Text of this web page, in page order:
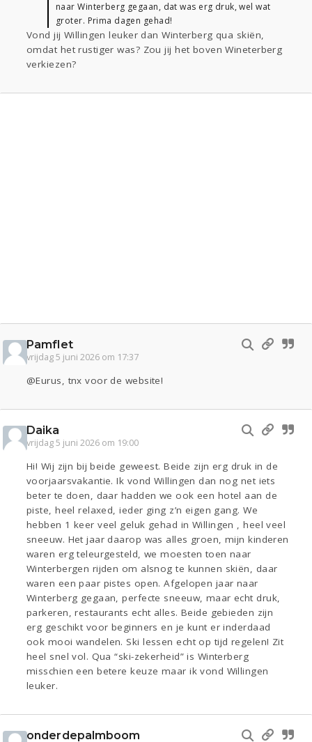
naar Winterberg gegaan, dat was erg druk, wel wat
groter. Prima dagen gehad!
Vond jij Willingen leuker dan Winterberg qua skiën,
omdat het rustiger was? Zou jij het boven Wineterberg
verkiezen?
Pamflet
vrijdag 5 juni 2026 om 17:37
@Eurus, tnx voor de website!
Daika
vrijdag 5 juni 2026 om 19:00
Hi! Wij zijn bij beide geweest. Beide zijn erg druk in de
voorjaarsvakantie. Ik vond Willingen dan nog net iets
beter te doen, daar hadden we ook een hotel aan de
piste, heel relaxed, ieder ging z’n eigen gang. We
hebben 1 keer veel geluk gehad in Willingen , heel veel
sneeuw. Het jaar daarop was alles groen, mijn kinderen
waren erg teleurgesteld, we moesten toen naar
Winterbergen rijden om alsnog te kunnen skiën, daar
waren een paar pistes open. Afgelopen jaar naar
Winterberg gegaan, perfecte sneeuw, maar echt druk,
parkeren, restaurants echt alles. Beide gebieden zijn
erg geschikt voor beginners en je kunt er inderdaad
ook mooi wandelen. Ski lessen echt op tijd regelen! Zit
heel snel vol. Qua “ski-zekerheid” is Winterberg
misschien een betere keuze maar ik vond Willingen
leuker.
onderdepalmboom